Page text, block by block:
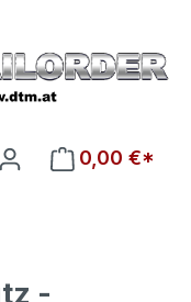
0 Produkte auf
0,00 €*
-